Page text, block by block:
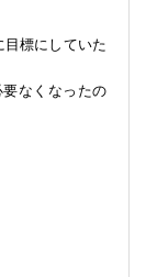
標にしていた
なくなったの